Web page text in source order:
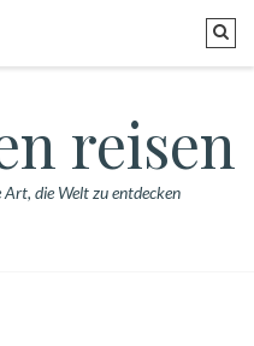
reisen
Art, die Welt zu entdecken